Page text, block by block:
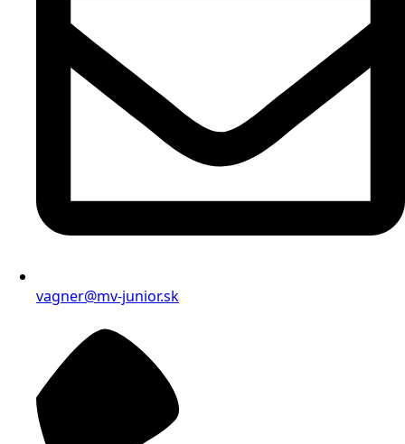
vagner@mv-junior.sk